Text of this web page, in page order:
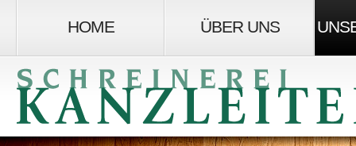
HOME ÜBER UNS